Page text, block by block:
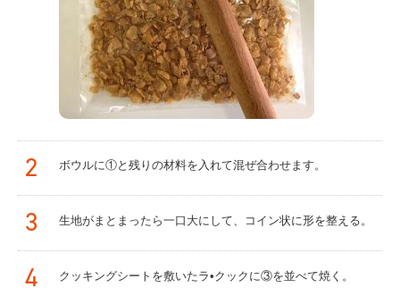
2 ボウルに①と残りの材料を入れて混ぜ合わせます。
3 生地がまとまったら一口大にして、コイン状に形を整える。
4 クッキングシートを敷いたラ•クックに③を並べて焼く。